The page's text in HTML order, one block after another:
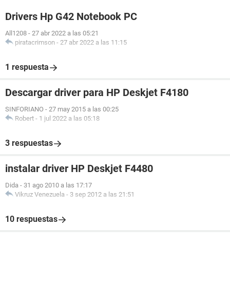
Drivers Hp G42 Notebook PC
All1208 - 27 abr 2022 a las 05:21
piratacrimson - 27 abr 2022 a las 11:15
1 respuesta
Descargar driver para HP Deskjet F4180
SINFORIANO - 27 may 2015 a las 00:25
Robert - 1 jul 2022 a las 05:18
3 respuestas
instalar driver HP Deskjet F4480
Dida - 31 ago 2010 a las 17:17
Vikruz Venezuela - 3 sep 2012 a las 21:51
10 respuestas